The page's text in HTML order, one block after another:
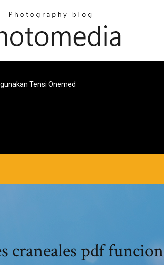
Tensi Onemed
craneales pdf funcion